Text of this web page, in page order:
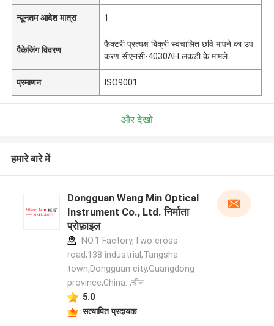
न्यूनतम आदेश मात्रा 1
पैकेजिंग विवरण
फैक्टरी प्रत्यक्ष बिक्री स्वचालित छवि मापने का उप
करण सीएनसी-4030AH लकड़ी के मामले
प्रमाणन ISO9001
और देखो
हमारे बारे में
Dongguan Wang Min Optical
Instrument Co., Ltd. निर्माता
प्रोफ़ाइल
NO.1 Factory,Two cross
road,138 industrial,Tangsha
town,Dongguan city,Guangdong
province,China. ,चीन
5.0
सत्यापित प्रदायक